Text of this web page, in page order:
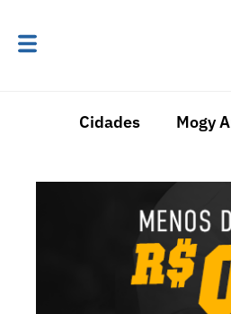
Cidades Mogy